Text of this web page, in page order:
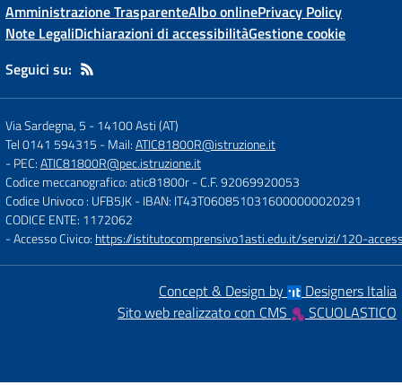
Amministrazione TrasparenteAlbo onlinePrivacy Policy
Note LegaliDichiarazioni di accessibilitàGestione cookie
Seguici su:
Via Sardegna, 5 -14100 Asti (AT)
Tel 0141 594315 - Mail:ATIC81800R@istruzione.it
- PEC:ATIC81800R@pec.istruzione.it
Codice meccanografico: atic81800r- C.F. 92069920053
Codice Univoco : UFB5JK- IBAN: IT43T0608510316000000020291
CODICE ENTE: 1172062
- Accesso Civico: https://istitutocomprensivo1asti.edu.it/servizi/120-
Concept & Design by
Designers Italia
Sito web realizzato con CMS
SCUOLASTICO